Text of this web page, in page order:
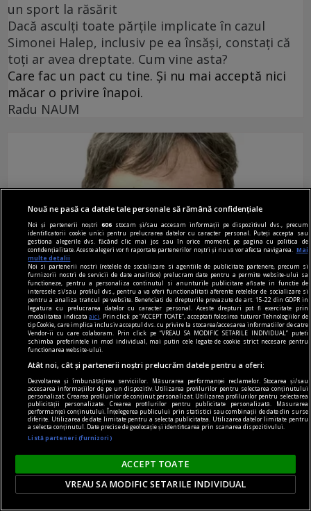
un sport la răsărit
Dacă asculți toate părțile implicate în cazul
Simonei Halep, inclusiv pe ea însăși, constați că
toți ar avea dreptate. Cum vine asta?
Care fac un pact cu tine. Și nu mai acceptă nici
măcar o privire înapoi.
Radu NAUM
libertstea de impresie
Buon appetito!
Dar, apropo, cred că, după ce a făcut lumea,
Dumnezeu s-a mai gîndit puțin și a creat Italia.
Andrei MANOLESCU
Nouă ne pasă ca datele tale personale să rămână confidențiale
Noi și partenerii noștri606 stocăm și/sau accesăm informații pe dispozitivul dvs., precum
identificatorii cookie unici pentru prelucrarea datelor cu caracter personal. Puteți accepta sau
gestiona alegerile dvs. făcând clic mai jos sau în orice moment, pe pagina cu politica de
confidențialitate. Aceste alegeri vor fi raportate partenerilor noștri și nu vă vor afecta navigarea.
Mai
multe detalii
Noi si partenerii nostri (retelele de socializare si agentiile de publicitate partenere, precum si
furnizorii nostri de servicii de date analitice) prelucram date pentru a permite website-ului sa
functioneze, pentru a personaliza continutul si anunturile publicitare afisate in functie de
interesele si/sau profilul dvs., pentru a va oferi functionalitati aferente retelelor de socializare si
pentru a analiza traficul pe website. Beneficiati de drepturile prevazute de art. 15-22 din GDPR in
legatura cu prelucrarea datelor cu caracter personal. Aceste drepturi pot fi exercitate prin
modalitatea indicataaici
. Prin click pe “ACCEPT TOATE”, acceptati folosirea tuturor Tehnologiilor de
tip Cookie, care implica inclusiv acceptul dvs. cu privire la stocarea/accesarea informatiilor de catre
Vendor-ii cu care colaboram. Prin click pe “VREAU SA MODIFIC SETARILE INDIVIDUAL” puteti
schimba preferintele in mod individual, mai putin cele legate de cookie strict necesare pentru
functionarea website-ului.
Atât noi, cât și partenerii noștri prelucrăm datele pentru a oferi:
Dezvoltarea și îmbunătățirea serviciilor. Măsurarea performanței reclamelor. Stocarea și/sau
accesarea informațiilor de pe un dispozitiv. Utilizarea profilurilor pentru selectarea conținutului
personalizat. Crearea profilurilor de conținut personalizat. Utilizarea profilurilor pentru selectarea
publicității personalizate. Crearea profilurilor pentru publicitate personalizată. Măsurarea
performanței conținutului. Înțelegerea publicului prin statistici sau combinații de date din surse
diferite. Utilizarea de date limitate pentru a selecta publicitatea. Utilizarea datelor limitate pentru
a selecta conținutul. Date precise de geolocație și identificarea prin scanarea dispozitivului.
Listă parteneri (furnizori)
ACCEPT TOATE
VREAU SA MODIFIC SETARILE INDIVIDUAL